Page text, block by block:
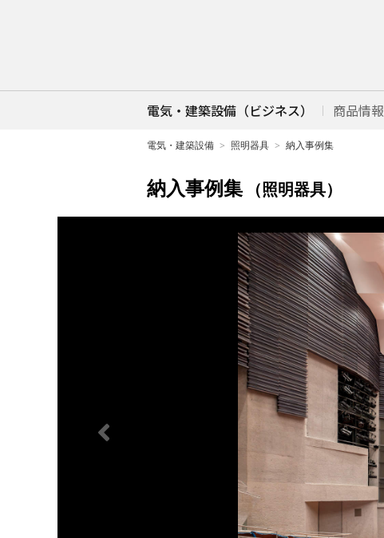
電気・建築設備（ビジネス） 商品情報
電気・建築設備 照明器具 納入事例集
納入事例集 （照明器具）